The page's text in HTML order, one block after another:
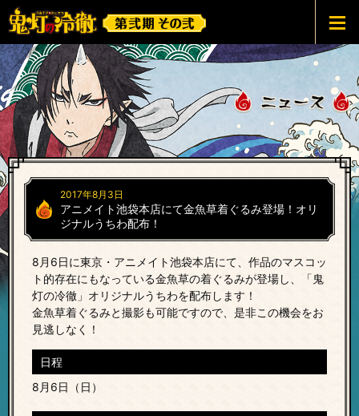
鬼灯の冷徹 第弐期その弐
2017年8月3日
アニメイト池袋本店にて金魚草着ぐるみ登場！オリ
ジナルうちわ配布！
8月6日に東京・アニメイト池袋本店にて、作品のマスコッ
ト的存在にもなっている金魚草の着ぐるみが登場し、「鬼
灯の冷徹」オリジナルうちわを配布します！
金魚草着ぐるみと撮影も可能ですので、是非この機会をお
見逃しなく！
日程
8月6日（日）